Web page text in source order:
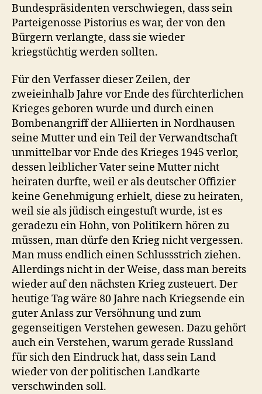
Bundespräsidenten verschwiegen, dass sein
Parteigenosse Pistorius es war, der von den
Bürgern verlangte, dass sie wieder
kriegstüchtig werden sollten.
Für den Verfasser dieser Zeilen, der
zweieinhalb Jahre vor Ende des fürchterlichen
Krieges geboren wurde und durch einen
Bombenangriff der Alliierten in Nordhausen
seine Mutter und ein Teil der Verwandtschaft
unmittelbar vor Ende des Krieges 1945 verlor,
dessen leiblicher Vater seine Mutter nicht
heiraten durfte, weil er als deutscher Offizier
keine Genehmigung erhielt, diese zu heiraten,
weil sie als jüdisch eingestuft wurde, ist es
geradezu ein Hohn, von Politikern hören zu
müssen, man dürfe den Krieg nicht vergessen.
Man muss endlich einen Schlussstrich ziehen.
Allerdings nicht in der Weise, dass man bereits
wieder auf den nächsten Krieg zusteuert. Der
heutige Tag wäre 80 Jahre nach Kriegsende ein
guter Anlass zur Versöhnung und zum
gegenseitigen Verstehen gewesen. Dazu gehört
auch ein Verstehen, warum gerade Russland
für sich den Eindruck hat, dass sein Land
wieder von der politischen Landkarte
verschwinden soll.